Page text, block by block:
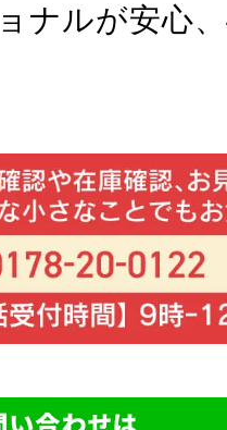
ナルが安心